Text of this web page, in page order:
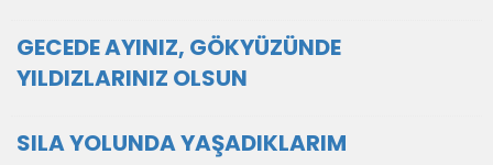
GECEDE AYINIZ, GÖKYÜZÜNDE
YILDIZLARINIZ OLSUN
SILA YOLUNDA YAŞADIKLARIM